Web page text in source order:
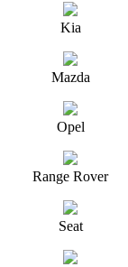
Kia
Mazda
Opel
Range Rover
Seat